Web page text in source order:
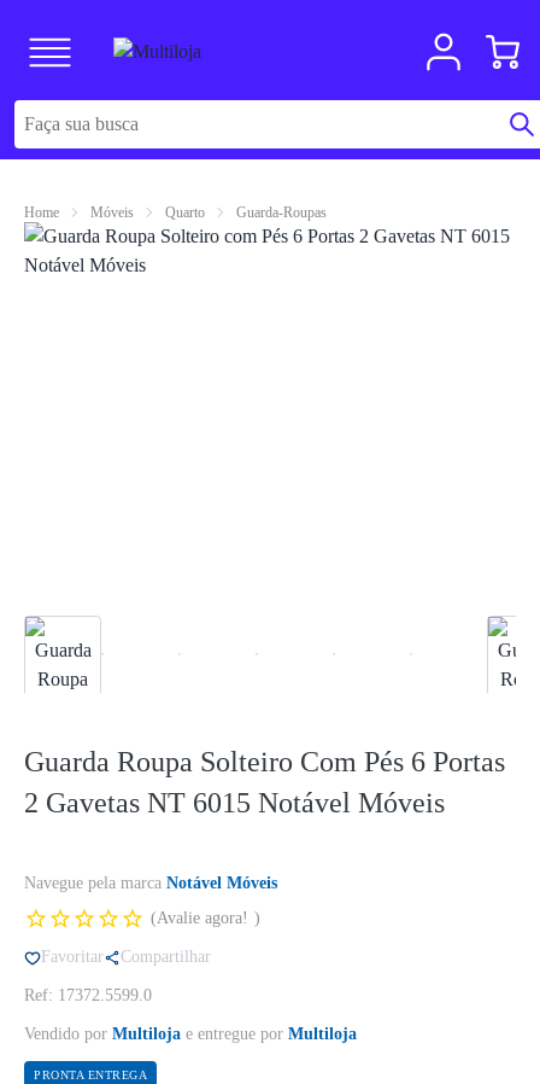
Home Móveis Quarto Guarda-Roupas
Guarda Roupa Solteiro Com Pés 6 Portas
2 Gavetas NT 6015 Notável Móveis
Navegue pela marca Notável Móveis
Avalie agora!
Favoritar Compartilhar
Ref: 17372.5599.0
Vendido por Multiloja e entregue por Multiloja
PRONTA ENTREGA